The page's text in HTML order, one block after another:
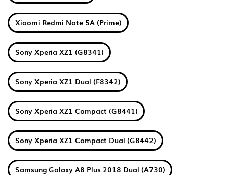
Xiaomi Redmi Note 5A (Prime)
Sony Xperia XZ1 (G8341)
Sony Xperia XZ1 Dual (F8342)
Sony Xperia XZ1 Compact (G8441)
Sony Xperia XZ1 Compact Dual (G8442)
Samsung Galaxy A8 Plus 2018 Dual (A730)